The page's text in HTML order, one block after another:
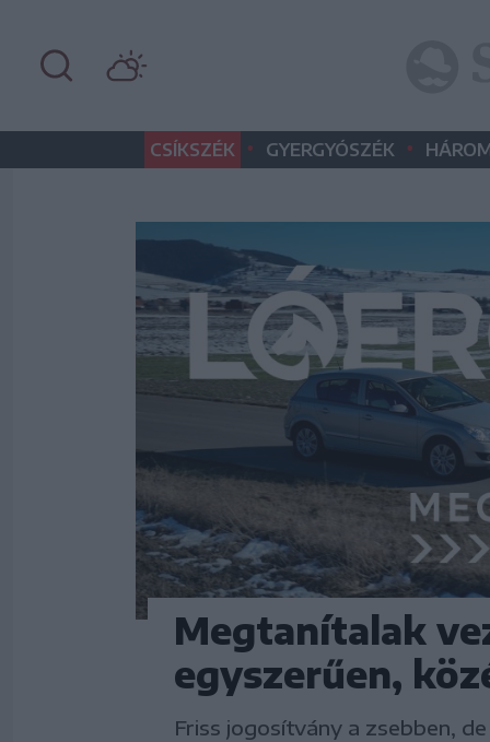
CSÍKSZÉK • GYERGYÓSZÉK •
Megtanítalak
egyszerűen,
Friss jogosítvány a zsebben,